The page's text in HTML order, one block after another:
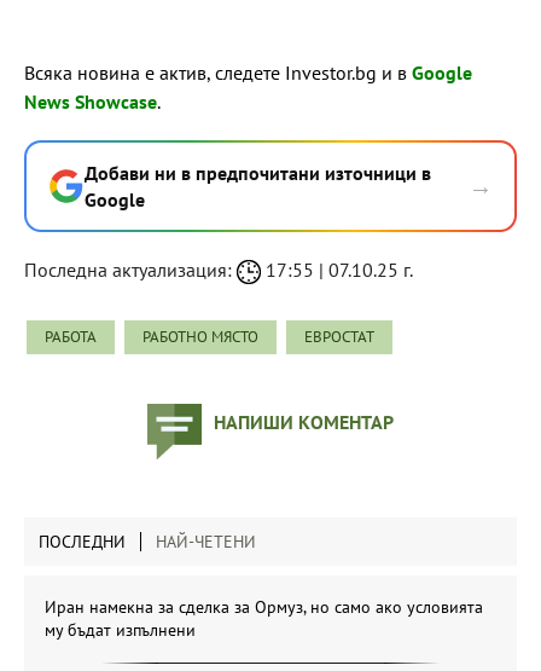
Всяка новина е актив, следете Investor.bg и в Google
News Showcase.
Добави ни в предпочитани източници в
Google
→
Последна актуализация: 17:55 | 07.10.25 г.
РАБОТА РАБОТНО МЯСТО ЕВРОСТАТ
НАПИШИ КОМЕНТАР
ПОСЛЕДНИ НАЙ-ЧЕТЕНИ
Иран намекна за сделка за Ормуз, но само ако условията
му бъдат изпълнени